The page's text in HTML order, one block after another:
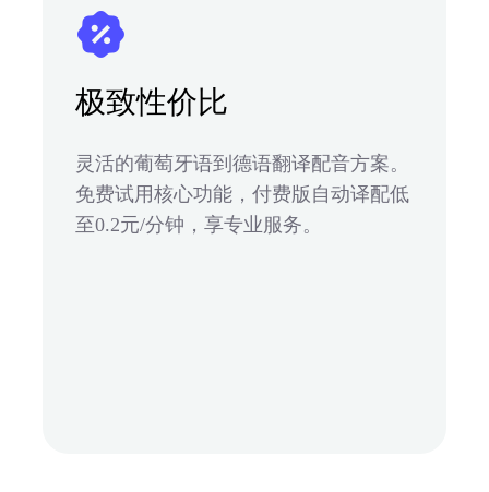
极致性价比
灵活的葡萄牙语到德语翻译配音方案。
免费试用核心功能，付费版自动译配低
至0.2元/分钟，享专业服务。